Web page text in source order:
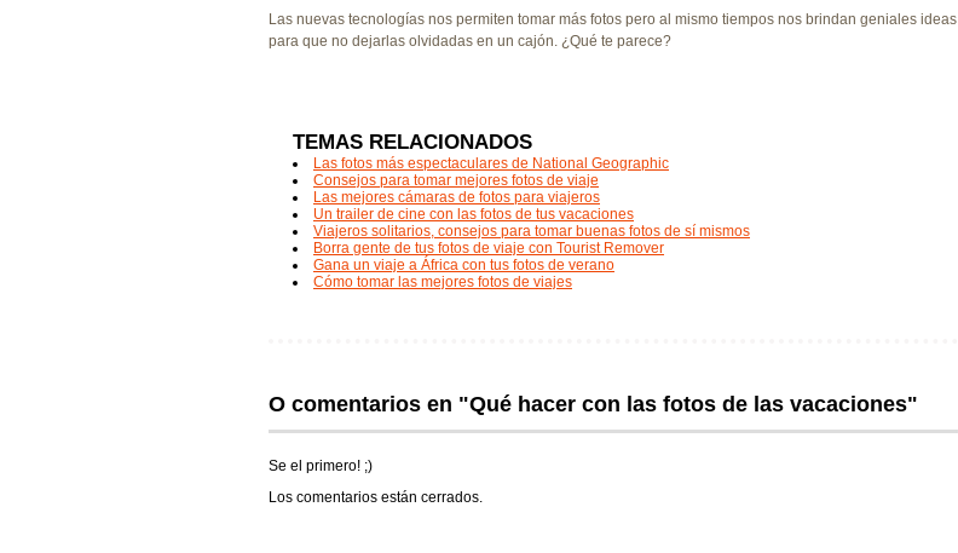
Las nuevas tecnologías nos permiten tomar más fotos pero al mismo tiempos nos brindan geniales ideas
para que no dejarlas olvidadas en un cajón. ¿Qué te parece?
TEMAS RELACIONADOS
Las fotos más espectaculares de National Geographic
Consejos para tomar mejores fotos de viaje
Las mejores cámaras de fotos para viajeros
Un trailer de cine con las fotos de tus vacaciones
Viajeros solitarios, consejos para tomar buenas fotos de sí mismos
Borra gente de tus fotos de viaje con Tourist Remover
Gana un viaje a África con tus fotos de verano
Cómo tomar las mejores fotos de viajes
O comentarios en "Qué hacer con las fotos de las vacaciones"
Se el primero! ;)
Los comentarios están cerrados.